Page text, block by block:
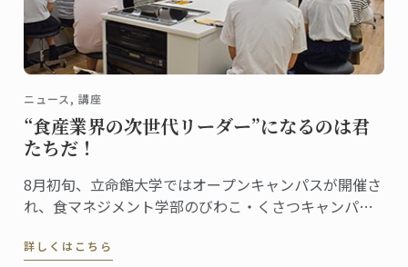
ニュース, 講座
“食産業界の次世代リーダー”になるのは君
たちだ！
8月初旬、立命館大学ではオープンキャンパスが開催さ
れ、食マネジメント学部のびわこ・くさつキャンパス
詳しくはこちら